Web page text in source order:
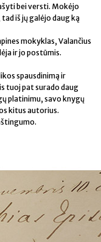
bei versti. Mokėjo
iš jų galėjo daug ką
mokyklas, Valančius
ir jo postūmis.
spausdinimą ir
tuoj pat surado daug
platinimu, savo knygų
kitus autorius.